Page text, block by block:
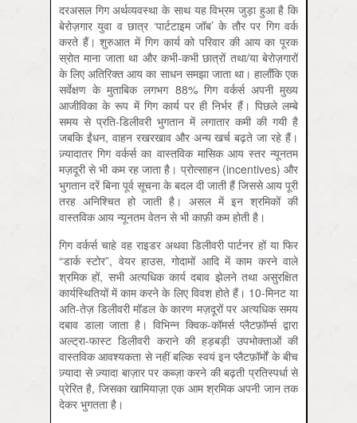
दरअसल गिग अर्थव्यवस्था के साथ यह विभ्रम जुड़ा हुआ है कि
बेरोज़गार युवा व छात्र ‘पार्टटाइम जॉब’ के तौर पर गिग वर्क
करते हैं। शुरुआत में गिग कार्य को परिवार की आय का पूरक
स्रोत माना जाता था और कभी-कभी छात्रों तथा/या बेरोज़गारों
के लिए अतिरिक्त आय का साधन समझा जाता था। हालाँकि एक
सर्वेक्षण के मुताबिक लगभग 88% गिग वर्कर्स अपनी मुख्य
आजीविका के रूप में गिग कार्य पर ही निर्भर हैं। पिछले लम्बे
समय से प्रति-डिलीवरी भुगतान में लगातार कमी की गयी है
जबकि ईंधन, वाहन रखरखाव और अन्य खर्च बढ़ते जा रहे हैं।
ज़्यादातर गिग वर्कर्स का वास्तविक मासिक आय स्तर न्यूनतम
मज़दूरी से भी कम रह जाता है। प्रोत्साहन (incentives) और
भुगतान दरें बिना पूर्व सूचना के बदल दी जाती हैं जिससे आय पूरी
तरह अनिश्चित हो जाती है। असल में इन श्रमिकों की
वास्तविक आय न्यूनतम वेतन से भी काफ़ी कम होती है।
गिग वर्कर्स चाहे वह राइडर अथवा डिलीवरी पार्टनर हों या फिर
“डार्क स्टोर”, वेयर हाउस, गोदामों आदि में काम करने वाले
श्रमिक हों, सभी अत्यधिक कार्य दबाव झेलने तथा असुरक्षित
कार्यस्थितियों में काम करने के लिए विवश होते हैं। 10-मिनट या
अति-तेज़ डिलीवरी मॉडल के कारण मज़दूरों पर अत्यधिक समय
दबाव डाला जाता है। विभिन्न क्विक-कॉमर्स प्लैटफ़ॉर्म्स द्वारा
अल्ट्रा-फास्ट डिलीवरी कराने की हड़बड़ी उपभोक्ताओं की
वास्तविक आवश्यकता से नहीं बल्कि स्वयं इन प्लैटफ़ॉर्मों के बीच
ज़्यादा से ज़्यादा बाज़ार पर कब्ज़ा करने की बढ़ती प्रतिस्पर्धा से
प्रेरित है, जिसका खामियाज़ा एक आम श्रमिक अपनी जान तक
देकर भुगतता है।